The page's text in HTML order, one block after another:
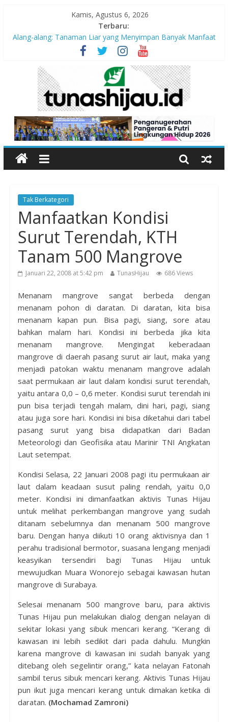
Kamis, Agustus 6, 2026
Terbaru:
Alang-alang: Tanaman Liar yang Menyimpan Banyak Manfaat
Peran Kritis Pendidik Saat Guncangan Gempa Terjadi
Sekolah Aman Gempa
Hari Anak Nasional 2026: Memastikan Setiap Anak Indonesia
Tumbuh Aman, Sehat, dan Bahagia
“Pengurangan Risiko Bencana Gempa” Webinar Nasional
Seri#305, Sabtu 18 Juli 2026
Tak Berkategori
Manfaatkan Kondisi
Surut Terendah, KTH
Tanam 500 Mangrove
Januari 22, 2008 at 5:42 pm TunasHijau 686 Views
Menanam mangrove sangat berbeda dengan
menanam pohon di daratan. Di daratan, kita bisa
menanam kapan pun. Bisa pagi, siang, sore atau
bahkan malam hari. Kondisi ini berbeda jika kita
menanam mangrove. Mengingat keberadaan
mangrove di daerah pasang surut air laut, maka yang
menjadi patokan waktu menanam mangrove adalah
saat permukaan air laut dalam kondisi surut terendah,
yaitu antara 0,0 – 0,6 meter. Kondisi surut terendah ini
pun bisa terjadi tengah malam, dini hari, pagi, siang
atau juga sore hari. Kondisi ini bisa diketahui dari tabel
pasang surut yang bisa didapatkan dari Badan
Meteorologi dan Geofisika atau Marinir TNI Angkatan
Laut setempat.
Kondisi Selasa, 22 Januari 2008 pagi itu permukaan air
laut dalam keadaan susut paling rendah, yaitu 0,0
meter. Kondisi ini dimanfaatkan aktivis Tunas Hijau
untuk melihat perkembangan mangrove yang sudah
ditanam sebelumnya dan menanam 500 mangrove
baru. Dengan hanya diikuti 10 orang aktivisnya dan 1
perahu tradisional bermotor, suasana lengang menjadi
keasyikan tersendiri bagi Tunas Hijau untuk
mewujudkan Muara Wonorejo sebagai kawasan hutan
mangrove di Surabaya.
Selesai menanam 500 mangrove baru, para aktivis
Tunas Hijau pun melakukan dialog dengan nelayan di
sekitar lokasi yang sibuk mencari kerang. “Kerang di
kawasan ini lebih sedikit dari pada dahulu. Mungkin
karena mangrove di kawasan ini sudah banyak yang
ditebang oleh segelintir orang,” kata nelayan Fatonah
sambil terus sibuk mencari kerang. Aktivis Tunas Hijau
pun ikut juga mencari kerang untuk dimakan ketika di
daratan. (Mochamad Zamroni)